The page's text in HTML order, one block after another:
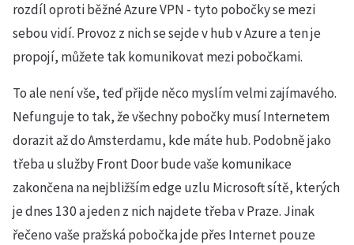
rozdíl oproti běžné Azure VPN - tyto pobočky se mezi
sebou vidí. Provoz z nich se sejde v hub v Azure a ten je
propojí, můžete tak komunikovat mezi pobočkami.
To ale není vše, teď přijde něco myslím velmi zajímavého.
Nefunguje to tak, že všechny pobočky musí Internetem
dorazit až do Amsterdamu, kde máte hub. Podobně jako
třeba u služby Front Door bude vaše komunikace
zakončena na nejbližším edge uzlu Microsoft sítě, kterých
je dnes 130 a jeden z nich najdete třeba v Praze. Jinak
řečeno vaše pražská pobočka jde přes Internet pouze